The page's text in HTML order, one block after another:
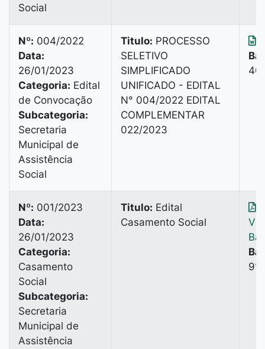
Social
Nº: 004/2022
Data:
26/01/2023
Categoria: Edital
de Convocação
Subcategoria:
Secretaria
Municipal de
Assistência
Social
Titulo: PROCESSO
SELETIVO
SIMPLIFICADO
UNIFICADO - EDITAL
N° 004/2022 EDITAL
COMPLEMENTAR
022/2023
Nº: 001/2023
Data:
26/01/2023
Categoria:
Casamento
Social
Subcategoria:
Secretaria
Municipal de
Assistência
Titulo: Edital
Casamento Social
91